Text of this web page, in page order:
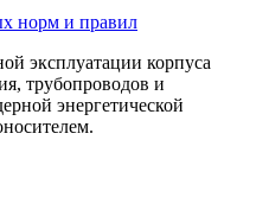
норм и правил
эксплуатации корпуса
трубопроводов и
энергетической